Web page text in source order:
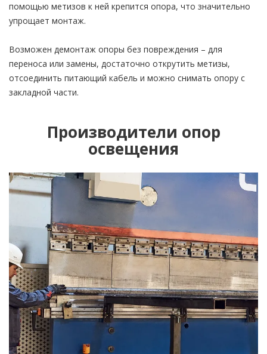
помощью метизов к ней крепится опора, что значительно
упрощает монтаж.
Возможен демонтаж опоры без повреждения – для
переноса или замены, достаточно открутить метизы,
отсоединить питающий кабель и можно снимать опору с
закладной части.
Производители опор
освещения